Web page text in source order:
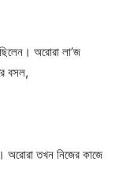
অরোরা লা’জ
বসল,
অরোরা তখন নিজের কাজে